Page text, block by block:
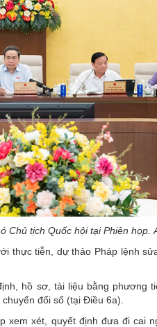
Chủ tịch Quốc hội tại Phiên họp.
thực tiễn, dự thảo Pháp lệnh
hồ sơ, tài liệu bằng phương
đổi số (tại Điều 6a).
xét, quyết định đưa đi cai